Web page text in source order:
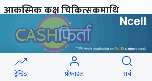
आकस्मिक कक्ष चिकित्सकमाथि
हातपातको ‘हटस्पट’
नपढी ‘पास’, नपढाइ ‘गुणस्तर’
ट्रेन्डिङ प्रोफाइल सर्च